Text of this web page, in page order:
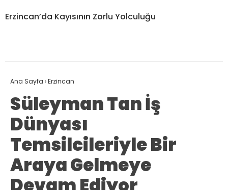
Erzincan’da Kayısının Zorlu Yolculuğu
Ana Sayfa ›Erzincan
Süleyman Tan İş
Dünyası
Temsilcileriyle Bir
Araya Gelmeye